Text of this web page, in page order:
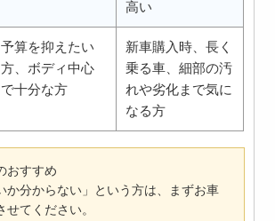
高い
予算を抑えたい
方、ボディ中心
で十分な方
新車購入時、長く
乗る車、細部の汚
れや劣化まで気に
なる方
おすすめ
か分からない」という方は、まずお車
てください。